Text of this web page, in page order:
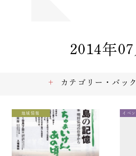
2014年07
地域情報 イベ
カテゴリー・バッ